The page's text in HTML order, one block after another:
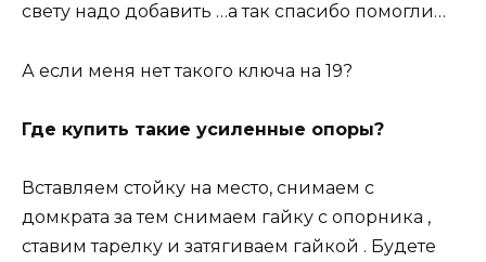
свету надо добавить …а так спасибо помогли…
А если меня нет такого ключа на 19?
Где купить такие усиленные опоры?
Вставляем стойку на место, снимаем с
домкрата за тем снимаем гайку с опорника ,
ставим тарелку и затягиваем гайкой . Будете